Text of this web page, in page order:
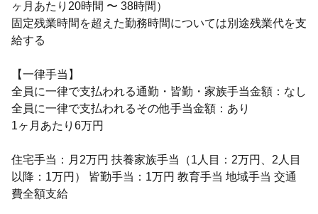
ヶ月あたり20時間 〜 38時間）
固定残業時間を超えた勤務時間については別途残業代を支
給する
【一律手当】
全員に一律で支払われる通勤・皆勤・家族手当金額：なし
全員に一律で支払われるその他手当金額：あり
1ヶ月あたり6万円
住宅手当：月2万円 扶養家族手当（1人目：2万円、2人目
以降：1万円） 皆勤手当：1万円 教育手当 地域手当 交通
費全額支給